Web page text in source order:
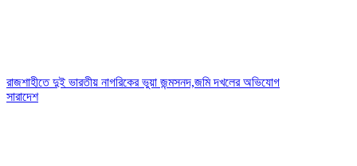
রাজশাহীতে দুই ভারতীয় নাগরিকের ভুয়া জন্মসনদ,জমি দখলের অভিযোগ
সারাদেশ